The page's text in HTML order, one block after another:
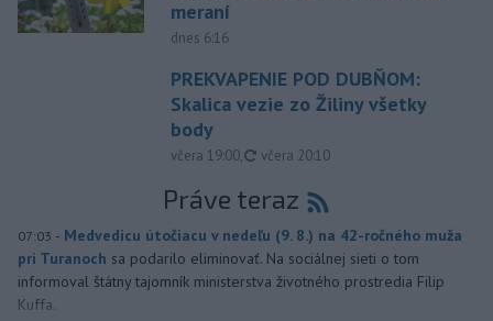
meraní
dnes 6:16
PREKVAPENIE POD DUBŇOM:
Skalica vezie zo Žiliny všetky
body
včera 19:00, aktualizované
včera 20:10
Práve teraz
07:03 - Medvedicu útočiacu v nedeľu (9. 8.) na 42-ročného muža
pri Turanoch sa podarilo eliminovať. Na sociálnej sieti o tom
informoval štátny tajomník ministerstva životného prostredia Filip
Kuffa.